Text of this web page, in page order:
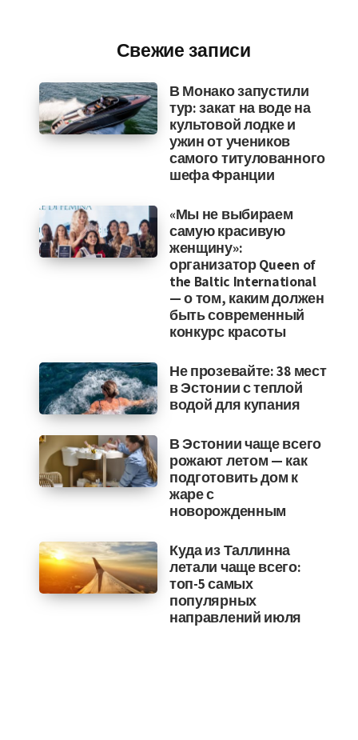
Свежие записи
В Монако запустили
тур: закат на воде на
культовой лодке и
ужин от учеников
самого титулованного
шефа Франции
«Мы не выбираем
самую красивую
женщину»:
организатор Queen of
the Baltic International
— о том, каким должен
быть современный
конкурс красоты
Не прозевайте: 38 мест
в Эстонии с теплой
водой для купания
В Эстонии чаще всего
рожают летом — как
подготовить дом к
жаре с
новорожденным
Куда из Таллинна
летали чаще всего:
топ-5 самых
популярных
направлений июля